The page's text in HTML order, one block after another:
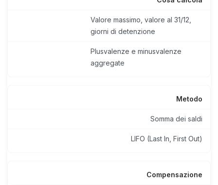
Valore massimo, valore al 31/12,
giorni di detenzione
Plusvalenze e minusvalenze
aggregate
Metodo
Somma dei saldi
LIFO (Last In, First Out)
Compensazione